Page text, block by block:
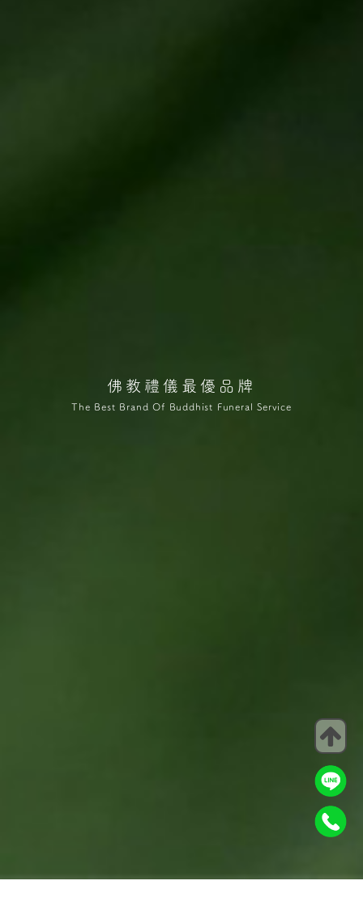
佛教禮儀最優品牌
The Best Brand Of Buddhist Funeral Service